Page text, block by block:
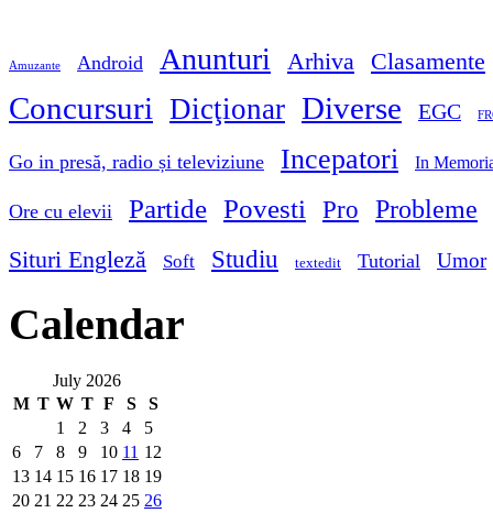
Amuzante Android Anunturi Arhiva Clasamente
Concursuri Dicţionar Diverse EGC
Go in presă, radio și televiziune Incepatori In
Ore cu elevii Partide Povesti Pro Probleme
Situri Engleză Soft Studiu textedit Tutorial Umor
Calendar
July 2026
M T W T F S
S
1
2 3 4
5
6
7 8 9 10 11 12
13 14 15 16 17 18 19
20 21 22 23 24 25 26